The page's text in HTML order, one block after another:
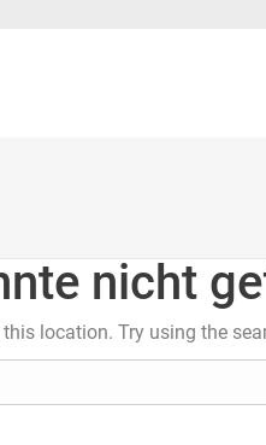
nicht
location. Try using the